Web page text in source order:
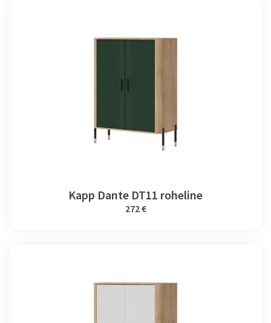
Kapp Dante DT11 roheline
272 €